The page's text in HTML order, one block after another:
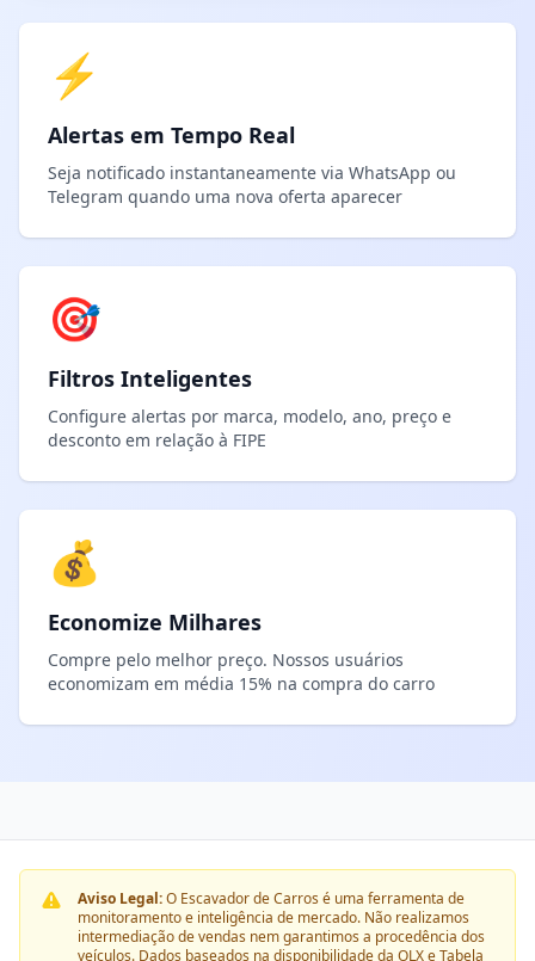
⚡
Alertas em Tempo Real
Seja notificado instantaneamente via WhatsApp ou
Telegram quando uma nova oferta aparecer
🎯
Filtros Inteligentes
Configure alertas por marca, modelo, ano, preço e
desconto em relação à FIPE
💰
Economize Milhares
Compre pelo melhor preço. Nossos usuários
economizam em média 15% na compra do carro
Aviso Legal:O Escavador de Carros é uma ferramenta de
monitoramento e inteligência de mercado. Não realizamos
intermediação de vendas nem garantimos a procedência dos
veículos. Dados baseados na disponibilidade da OLX e Tabela